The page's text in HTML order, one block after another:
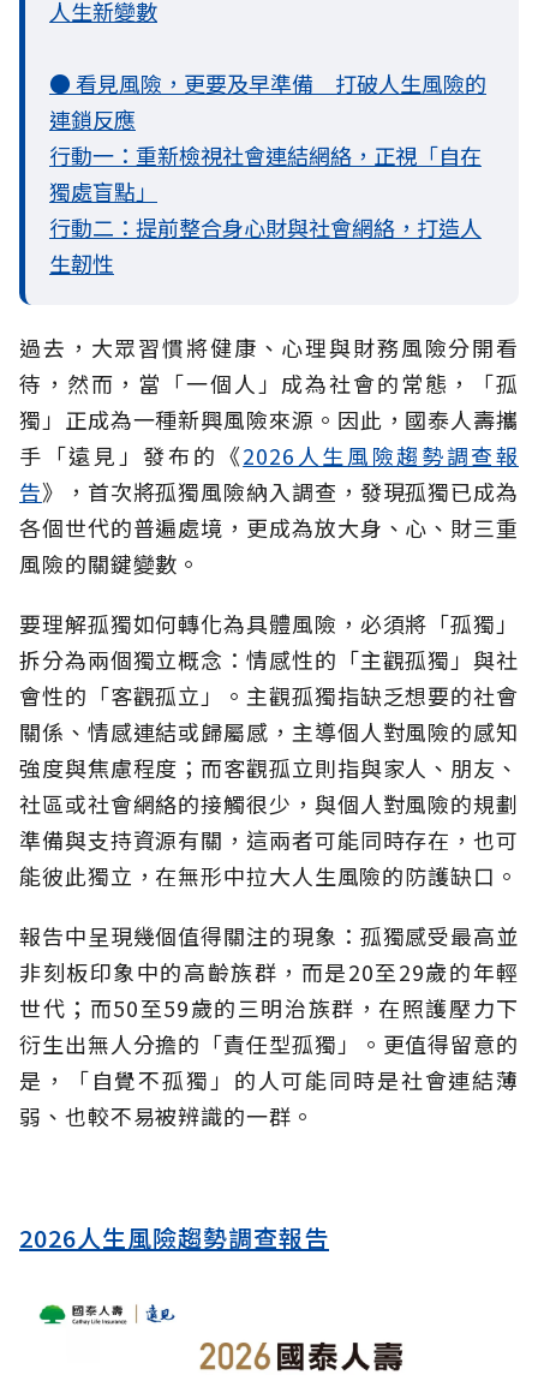
人生新變數
● 看見風險，更要及早準備 打破人生風險的
連鎖反應
行動一：重新檢視社會連結網絡，正視「自在
獨處盲點」
行動二：提前整合身心財與社會網絡，打造人
生韌性
過去，大眾習慣將健康、心理與財務風險分開看
待，然而，當「一個人」成為社會的常態，「孤
獨」正成為一種新興風險來源。因此，國泰人壽攜
手「遠見」發布的《2026人生風險趨勢調查報
告》，首次將孤獨風險納入調查，發現孤獨已成為
各個世代的普遍處境，更成為放大身、心、財三重
風險的關鍵變數。
要理解孤獨如何轉化為具體風險，必須將「孤獨」
拆分為兩個獨立概念：情感性的「主觀孤獨」與社
會性的「客觀孤立」。主觀孤獨指缺乏想要的社會
關係、情感連結或歸屬感，主導個人對風險的感知
強度與焦慮程度；而客觀孤立則指與家人、朋友、
社區或社會網絡的接觸很少，與個人對風險的規劃
準備與支持資源有關，這兩者可能同時存在，也可
能彼此獨立，在無形中拉大人生風險的防護缺口。
報告中呈現幾個值得關注的現象：孤獨感受最高並
非刻板印象中的高齡族群，而是20至29歲的年輕
世代；而50至59歲的三明治族群，在照護壓力下
衍生出無人分擔的「責任型孤獨」。更值得留意的
是，「自覺不孤獨」的人可能同時是社會連結薄
弱、也較不易被辨識的一群。
2026人生風險趨勢調查報告